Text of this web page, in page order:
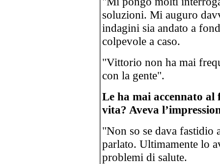
soluzioni. Mi auguro
indagini sia andato a
colpevole a caso.
"Vittorio non ha mai
con la gente".
Le ha mai accennato al
vita? Aveva
"Non so se dava fastidio
parlato. Ultimamente lo
problemi di salute.